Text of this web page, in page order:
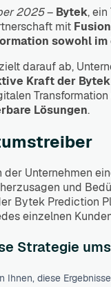
2025– Bytek,
mit
sowohl
darauf ab,
Kraft der
Lösungen.
der Unternehmen
und
Bytek Prediction
einzelnen
Strategie
Ihnen, diese